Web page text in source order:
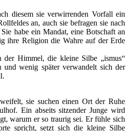
diesem sie verwirrenden Vorfall ein
an, auch sie befragen sie nach
habe ein Mandat, eine Botschaft an
ihre Religion die Wahre auf der Erde
Himmel, die kleine Silbe „ismus“
und wenig später verwandelt sich der
sie suchen einen Ort der Ruhe
Ein abseits sitzender Junge wird
warum er so traurig sei. Er fühle sich
spricht, setzt sich die kleine Silbe